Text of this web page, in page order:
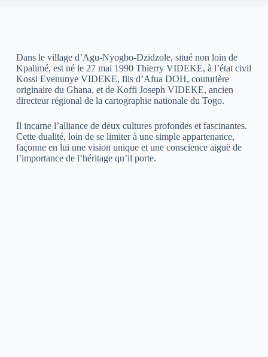
Dans le village d’Agu-Nyogbo-Dzidzole, situé non loin de
Kpalimé, est né le 27 mai 1990 Thierry VIDEKE, à l’état civil
Kossi Evenunye VIDEKE, fils d’Afua DOH, couturière
originaire du Ghana, et de Koffi Joseph VIDEKE, ancien
directeur régional de la cartographie nationale du Togo.
Il incarne l’alliance de deux cultures profondes et fascinantes.
Cette dualité, loin de se limiter à une simple appartenance,
façonne en lui une vision unique et une conscience aiguë de
l’importance de l’héritage qu’il porte.